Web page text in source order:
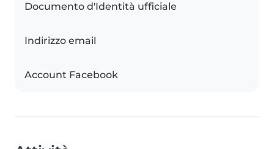
Documento d'Identità ufficiale
Indirizzo email
Account Facebook